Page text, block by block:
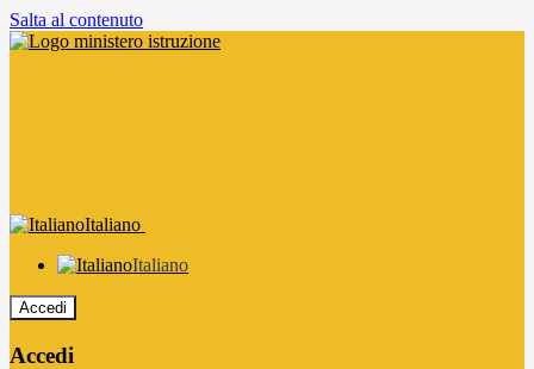
Salta al contenuto
Italiano
Italiano
Accedi
Accedi